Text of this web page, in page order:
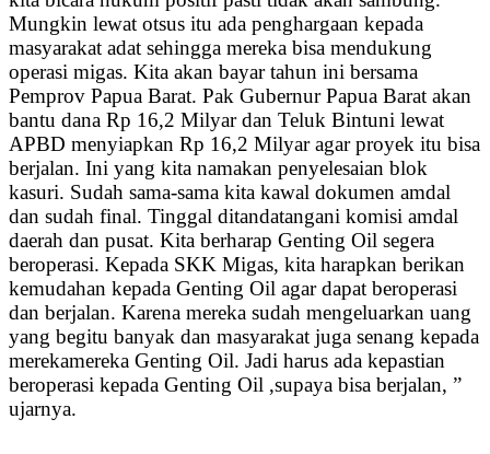
Mungkin lewat otsus itu ada penghargaan kepada
masyarakat adat sehingga mereka bisa mendukung
operasi migas. Kita akan bayar tahun ini bersama
Pemprov Papua Barat. Pak Gubernur Papua Barat akan
bantu dana Rp 16,2 Milyar dan Teluk Bintuni lewat
APBD menyiapkan Rp 16,2 Milyar agar proyek itu bisa
berjalan. Ini yang kita namakan penyelesaian blok
kasuri. Sudah sama-sama kita kawal dokumen amdal
dan sudah final. Tinggal ditandatangani komisi amdal
daerah dan pusat. Kita berharap Genting Oil segera
beroperasi. Kepada SKK Migas, kita harapkan berikan
kemudahan kepada Genting Oil agar dapat beroperasi
dan berjalan. Karena mereka sudah mengeluarkan uang
yang begitu banyak dan masyarakat juga senang kepada
merekamereka Genting Oil. Jadi harus ada kepastian
beroperasi kepada Genting Oil ,supaya bisa berjalan, ”
ujarnya.